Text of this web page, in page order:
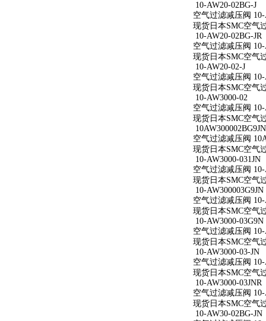
10-AW20-02BG-J
空气过滤减压阀 10-
现货日本SMC空气
10-AW20-02BG-JR
空气过滤减压阀 10-
现货日本SMC空气
10-AW20-02-J
空气过滤减压阀 10-
现货日本SMC空气
10-AW3000-02
空气过滤减压阀 10-
现货日本SMC空气
10AW300002BG9JN
空气过滤减压阀
现货日本SMC空气
10-AW3000-031JN
空气过滤减压阀 10-
现货日本SMC空气
10-AW300003G9JN
空气过滤减压阀 10-
现货日本SMC空气
10-AW3000-03G9N
空气过滤减压阀 10-
现货日本SMC空气
10-AW3000-03-JN
空气过滤减压阀 10-
现货日本SMC空气
10-AW3000-03JNR
空气过滤减压阀 10-
现货日本SMC空气
10-AW30-02BG-JN